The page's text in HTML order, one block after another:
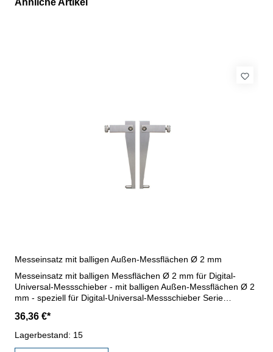
Produktgalerie überspringen
Messeinsatz mit balligen Außen-Messflächen Ø 2 mm
Messeinsatz mit balligen Messflächen Ø 2 mm für Digital-
Universal-Messschieber - mit balligen Außen-Messflächen Ø 2
mm - speziell für Digital-Universal-Messschieber Serie
Messbereich Innen: 26 - X Messbereich Außen: 0 - X
36,36 €*
Lagerbestand: 15